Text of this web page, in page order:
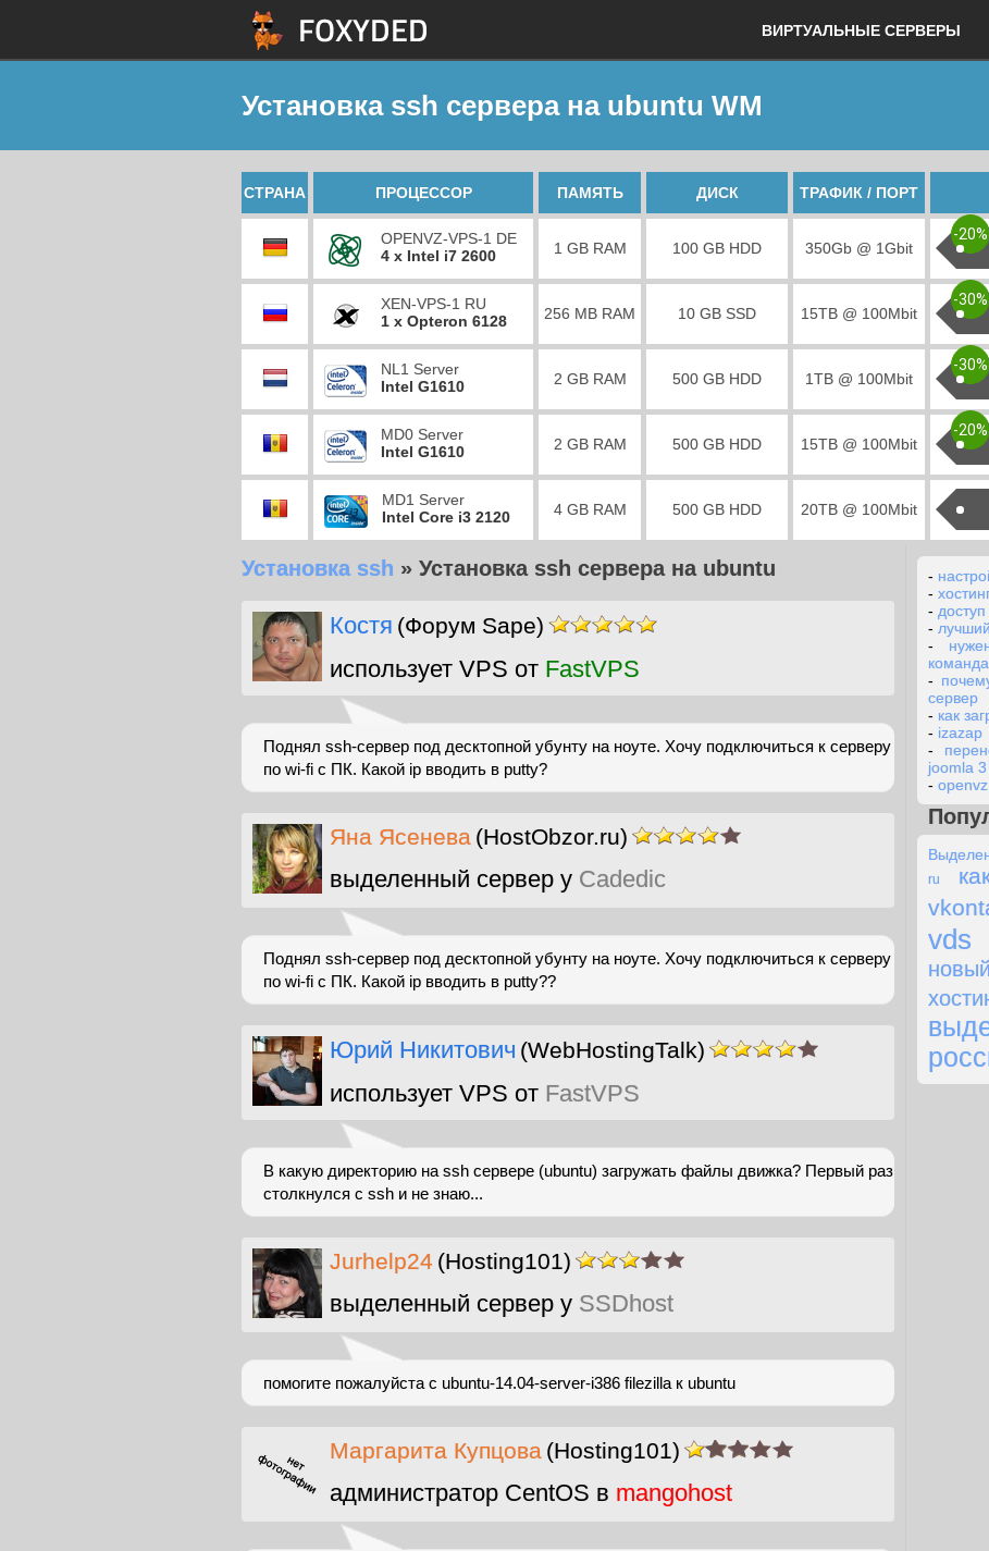
ВИРТУАЛЬНЫЕ СЕРВЕРЫ
Установка ssh сервера на ubuntu WM
СТРАНА ПРОЦЕССОР ПАМЯТЬ ДИСК ТРАФИК / ПОРТ
OPENVZ-VPS-1 DE
4 x Intel i7 2600
1 GB RAM 100 GB HDD 350Gb @ 1Gbit
-20%
XEN-VPS-1 RU
1 x Opteron 6128
256 MB RAM 10 GB SSD 15TB @ 100Mbit
-30%
NL1 Server
Intel G1610
2 GB RAM 500 GB HDD 1TB @ 100Mbit
-30%
MD0 Server
Intel G1610
2 GB RAM 500 GB HDD 15TB @ 100Mbit
-20%
MD1 Server
Intel Core i3 2120
4 GB RAM 500 GB HDD 20TB @ 100Mbit
Установка ssh » Установка ssh сервера на ubuntu
Костя (Форум Sape)
использует VPS от FastVPS
Поднял ssh-сервер под десктопной убунту на ноуте. Хочу подключиться к серверу
по wi-fi с ПК. Какой ip вводить в putty?
Яна Ясенева (HostObzor.ru)
выделенный сервер у Cadedic
Поднял ssh-сервер под десктопной убунту на ноуте. Хочу подключиться к серверу
по wi-fi с ПК. Какой ip вводить в putty??
Юрий Никитович (WebHostingTalk)
использует VPS от FastVPS
В какую директорию на ssh сервере (ubuntu) загружать файлы движка? Первый раз
столкнулся с ssh и не знаю...
Jurhelp24 (Hosting101)
выделенный сервер у SSDhost
помогите пожалуйста с ubuntu-14.04-server-i386 filezilla к ubuntu
Маргарита Купцова (Hosting101)
администратор CentOS в mangohost
-
-
-
-
-
-
сервер
- как
- izazap
-
joomla 3
-
ru
vds
новый